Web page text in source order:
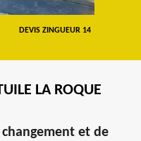
DEVIS ZINGUEUR 14
LA ROQUE
et de